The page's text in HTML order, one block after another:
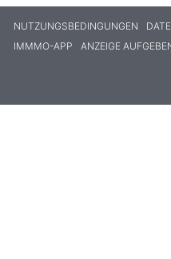
NUTZUNGSBEDINGUNGEN
IMMMO-APP
ANZEIGE